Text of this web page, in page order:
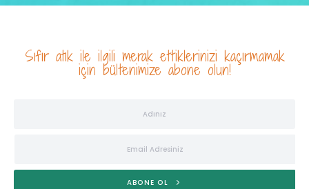
Sıfır atık ile ilgili merak ettiklerinizi kaçırmamak
için bültenimize abone olun!
ABONE OL